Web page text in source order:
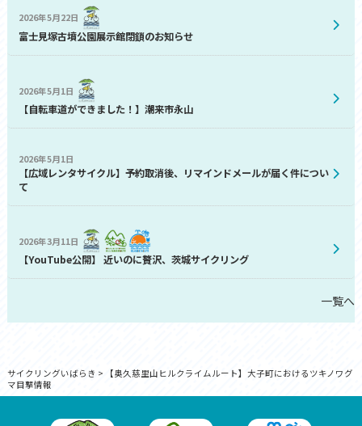
2026年5月22日
富士見塚古墳公園展示館閉鎖のお知らせ
2026年5月1日
【自転車道ができました！】潮来市永山
2026年5月1日
【広域レンタサイクル】予約取消後、リマインドメールが届く件につい
て
2026年3月11日
【YouTube公開】 近いのに贅沢、茨城サイクリング
一覧へ
サイクリングいばらき >
【奥久慈里山ヒルクライムルート】大子町におけるツキノワグ
マ目撃情報